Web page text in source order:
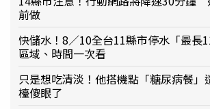
前做
快儲水！8／10全台11縣市停水「最
區域、時間一次看
只是想吃清淡！他搭機點「糖尿病餐
檯傻眼了